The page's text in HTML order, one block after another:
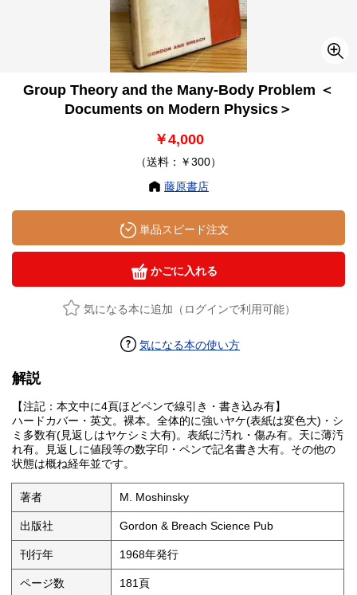
Group Theory and the Many-Body Problem ＜
Documents on Modern Physics＞
￥4,000
（送料：￥300）
藤原書店
単品スピード注文
かごに入れる
気になる本に追加（ログインで利用可能）
気になる本の使い方
解説
【注記：本文中に4頁ほどペンで線引き・書き込み有】
ハードカバー・英文。裸本。全体的に強いヤケ(表紙は変色大)・シ
ミ多数有(見返しはヤケシミ大有)。表紙に汚れ・傷み有。天に薄汚
れ有。見返しに値段等の数字印・ペンで記名書き大有。その他の
状態は概ね経年並です。
著者 M. Moshinsky
出版社 Gordon & Breach Science Pub
刊行年 1968年発行
ページ数 181頁